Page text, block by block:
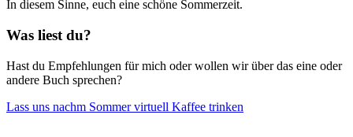
In diesem Sinne, euch eine schöne Sommerzeit.
Was liest du?
Hast du Empfehlungen für mich oder wollen wir über das eine oder
andere Buch sprechen?
Lass uns nachm Sommer virtuell Kaffee trinken